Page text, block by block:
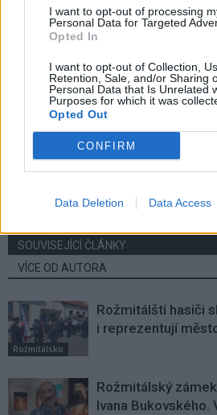
I want to opt-out of processing
Personal Data for Targeted
Opted In
I want to opt-out of Collection,
Retention, Sale, and/or Sharing
Personal Data that Is Unrelated
Purposes for which it was
Opted Out
CONFIRM
Data Deletion Data Access
Předchozí článek
Příbram představila
dodavatelům investiční plány pro
SOUVISEJÍCÍ ČLÁNKY
VÍCE OD AUTORA
Rožmitálsko
Rožmitálští hasiči
i reprezentují
Rožmitálský
Ivana Bukovského.